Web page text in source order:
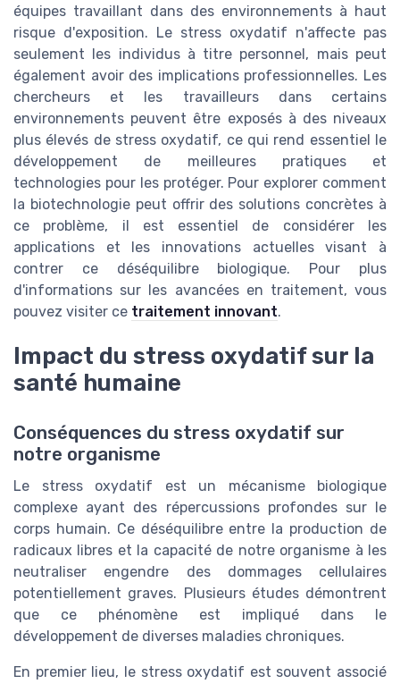
équipes travaillant dans des environnements à haut
risque d'exposition. Le stress oxydatif n'affecte pas
seulement les individus à titre personnel, mais peut
également avoir des implications professionnelles. Les
chercheurs et les travailleurs dans certains
environnements peuvent être exposés à des niveaux
plus élevés de stress oxydatif, ce qui rend essentiel le
développement de meilleures pratiques et
technologies pour les protéger. Pour explorer comment
la biotechnologie peut offrir des solutions concrètes à
ce problème, il est essentiel de considérer les
applications et les innovations actuelles visant à
contrer ce déséquilibre biologique. Pour plus
d'informations sur les avancées en traitement, vous
pouvez visiter ce traitement innovant.
Impact du stress oxydatif sur la
santé humaine
Conséquences du stress oxydatif sur
notre organisme
Le stress oxydatif est un mécanisme biologique
complexe ayant des répercussions profondes sur le
corps humain. Ce déséquilibre entre la production de
radicaux libres et la capacité de notre organisme à les
neutraliser engendre des dommages cellulaires
potentiellement graves. Plusieurs études démontrent
que ce phénomène est impliqué dans le
développement de diverses maladies chroniques.
En premier lieu, le stress oxydatif est souvent associé